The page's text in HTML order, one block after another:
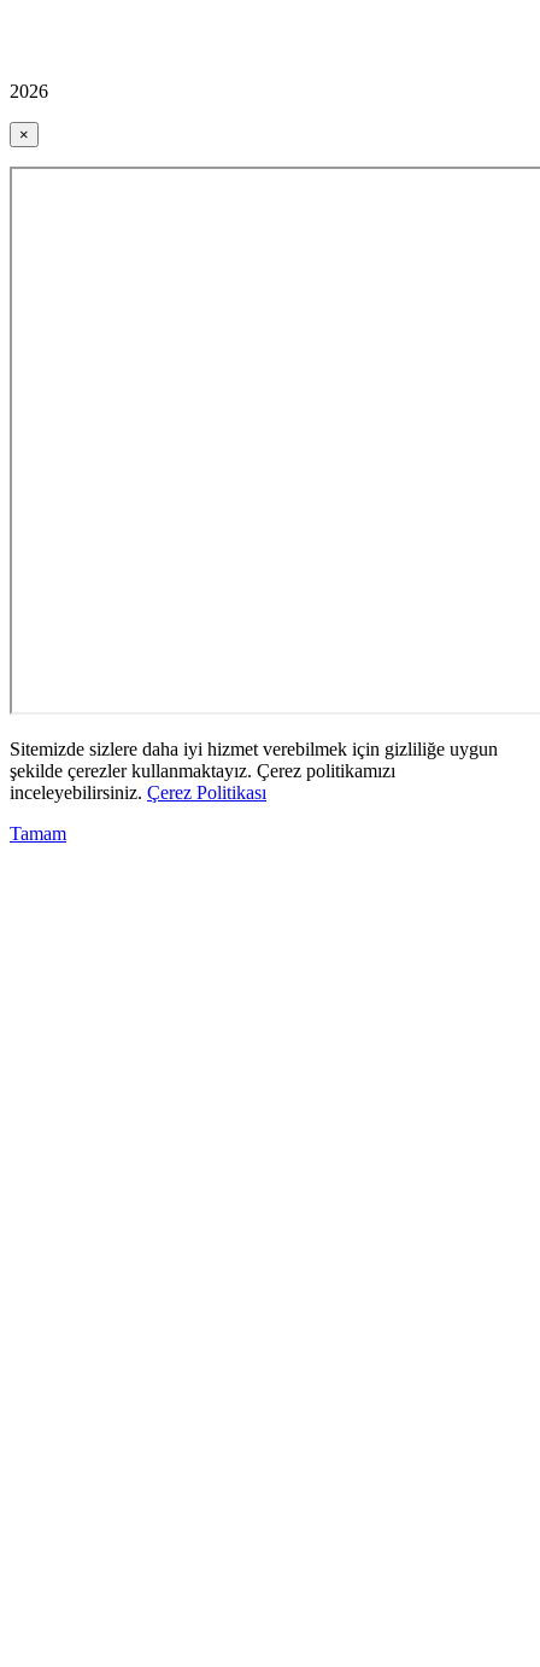
2026
×
Sitemizde sizlere daha iyi hizmet verebilmek için gizliliğe uygun
şekilde çerezler kullanmaktayız. Çerez politikamızı
inceleyebilirsiniz. Çerez Politikası
Tamam